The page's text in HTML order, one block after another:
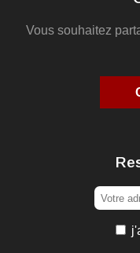
Vous souhaitez